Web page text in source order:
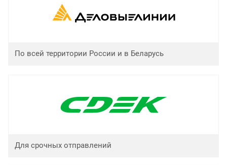
По всей территории России и в Беларусь
Для срочных отправлений